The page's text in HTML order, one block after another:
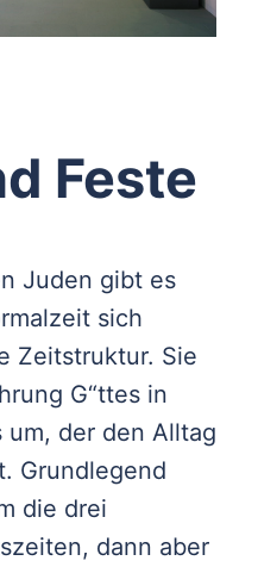
Feste
Juden gibt es
sich
Zeitstruktur. Sie
G“ttes in
um, der den Alltag
Grund­legend
die drei
dann aber